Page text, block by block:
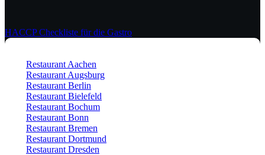
HACCP Checkliste für die Gastro
Restaurant Aachen
Restaurant Augsburg
Restaurant Berlin
Restaurant Bielefeld
Restaurant Bochum
Restaurant Bonn
Restaurant Bremen
Restaurant Dortmund
Restaurant Dresden